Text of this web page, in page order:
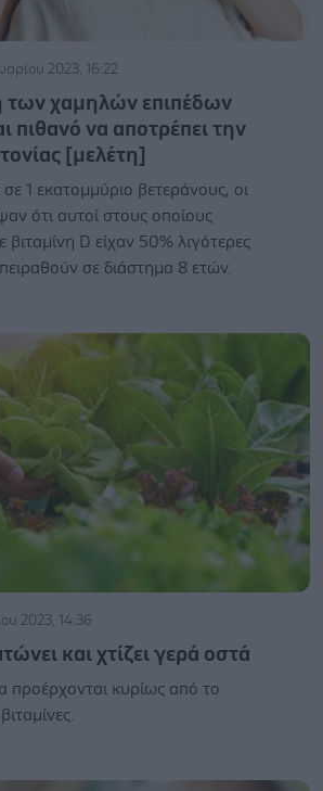
2023, 16:22
των χαμηλών επιπέδων
πιθανό να αποτρέπει την
[μελέτη]
1 εκατομμύριο βετεράνους, οι
ότι αυτοί στους οποίους
D είχαν 50% λιγότερες
σε διάστημα 8 ετών.
2023, 14:36
και χτίζει γερά οστά
προέρχονται κυρίως από το